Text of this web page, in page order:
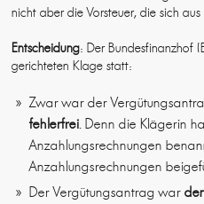
nicht aber die Vorsteuer, die sich
Entscheidung: Der Bundesfinanzhof
gerichteten Klage statt:
Zwar war der
fehlerfrei. Denn die Klägerin
Anzahlungsrechnungen
Anzahlungsrechnungen
Der Vergütungsantrag war